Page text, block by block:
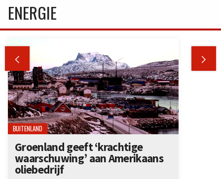
ENERGIE
 
BUITENLAND
Groenland geeft ‘krachtige
waarschuwing’ aan Amerikaans
oliebedrijf